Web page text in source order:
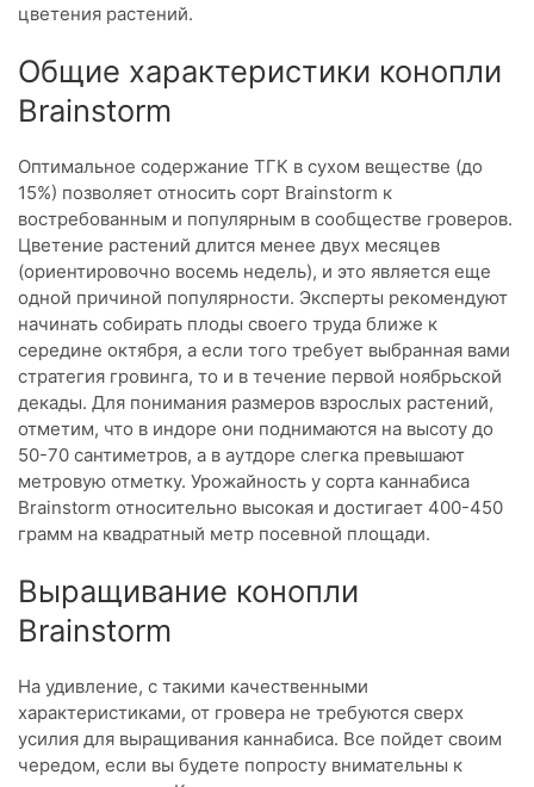
цветения растений.
Общие характеристики конопли
Brainstorm
Оптимальное содержание ТГК в сухом веществе (до
15%) позволяет относить сорт Brainstorm к
востребованным и популярным в сообществе гроверов.
Цветение растений длится менее двух месяцев
(ориентировочно восемь недель), и это является еще
одной причиной популярности. Эксперты рекомендуют
начинать собирать плоды своего труда ближе к
середине октября, а если того требует выбранная вами
стратегия гровинга, то и в течение первой ноябрьской
декады. Для понимания размеров взрослых растений,
отметим, что в индоре они поднимаются на высоту до
50-70 сантиметров, а в аутдоре слегка превышают
метровую отметку. Урожайность у сорта каннабиса
Brainstorm относительно высокая и достигает 400-450
грамм на квадратный метр посевной площади.
Выращивание конопли
Brainstorm
На удивление, с такими качественными
характеристиками, от гровера не требуются сверх
усилия для выращивания каннабиса. Все пойдет своим
чередом, если вы будете попросту внимательны к